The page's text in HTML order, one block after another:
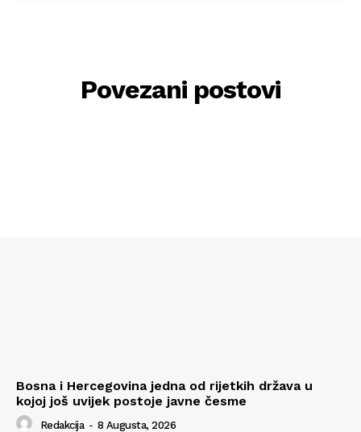
Povezani postovi
Bosna i Hercegovina jedna od rijetkih država u
kojoj još uvijek postoje javne česme
Redakcija - 8 Augusta, 2026